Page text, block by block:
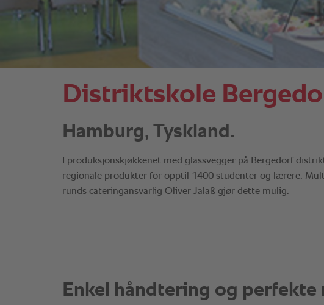
Distriktskole
Hamburg, Tyskland.
I produksjonskjøkkenet med glassvegger på Bergedorf
regionale produkter for opptil 1400 studenter og lærere.
runds cateringansvarlig Oliver Jalaß gjør dette mulig.